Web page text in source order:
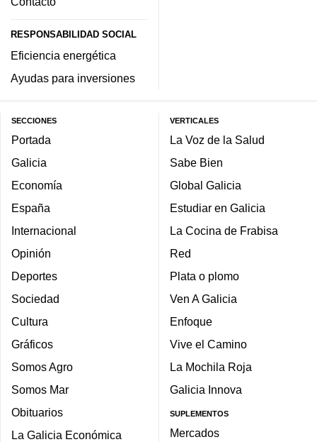
RESPONSABILIDAD SOCIAL
Eficiencia energética
Ayudas para inversiones
SECCIONES
Portada
Galicia
Economía
España
Internacional
Opinión
Deportes
Sociedad
Cultura
Gráficos
Somos Agro
Somos Mar
Obituarios
La Galicia Económica
VERTICALES
La Voz de la Salud
Sabe Bien
Global Galicia
Estudiar en Galicia
La Cocina de Frabisa
Red
Plata o plomo
Ven A Galicia
Enfoque
Vive el Camino
La Mochila Roja
Galicia Innova
SUPLEMENTOS
Mercados